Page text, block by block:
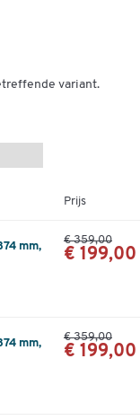
variant.
Prijs
mm,
€ 359,00
€ 199,00
mm,
€ 359,00
€ 199,00